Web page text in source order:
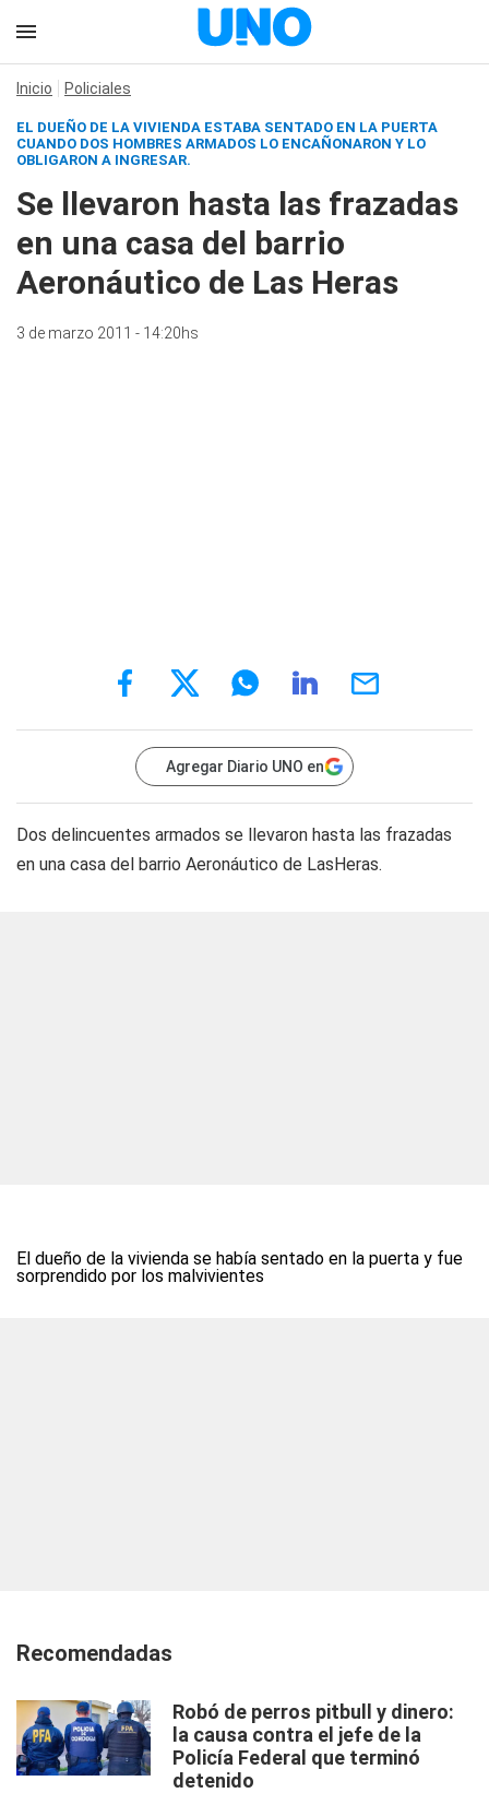
Inicio Policiales
EL DUEÑO DE LA VIVIENDA ESTABA SENTADO EN LA PUERTA
CUANDO DOS HOMBRES ARMADOS LO ENCAÑONARON Y LO
OBLIGARON A INGRESAR.
Se llevaron hasta las frazadas
en una casa del barrio
Aeronáutico de Las Heras
3 de marzo 2011 - 14:20hs
Agregar Diario UNO en
Dos delincuentes armados se llevaron hasta las frazadas
en una casa del barrio Aeronáutico de LasHeras.
El dueño de la vivienda se había sentado en la puerta y fue
sorprendido por los malvivientes
Recomendadas
Robó de perros pitbull y dinero:
la causa contra el jefe de la
Policía Federal que terminó
detenido